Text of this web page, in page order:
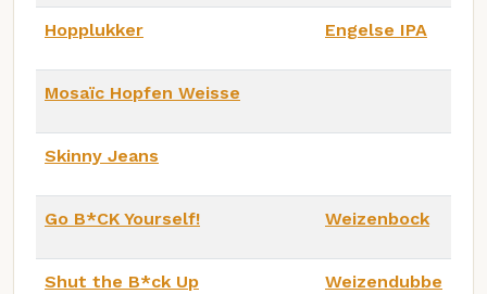
Hopplukker Engelse IPA
Mosaïc Hopfen Weisse
Skinny Jeans
Go B*CK Yourself! Weizenbock
Shut the B*ck Up
Weizendubbe